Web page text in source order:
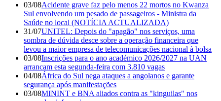
03/08Acidente grave faz pelo menos 22 mortos no Kwanza
Sul envolvendo um pesado de passageiros - Ministra da
Saúde no local (NOTÍCIA ACTUALIZADA)
31/07UNITEL: Depois do "apagão" nos serviços, uma
sombra de dúvida desce sobre a operação financeira que
levou a maior empresa de telecomunicações nacional à bolsa
03/08Inscrições para o ano académico 2026/2027 na UAN
arrancam esta segunda-feira com 3.810 vagas
04/08África do Sul nega ataques a angolanos e garante
segurança após manifestações
03/08MININT e BNA aliados contra as "kinguilas" nos